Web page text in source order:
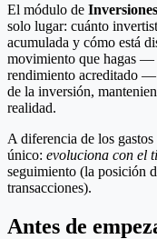
El módulo de Inversiones
solo lugar: cuánto
acumulada y cómo está
movimiento que hagas —
rendimiento acreditado —
de la inversión,
realidad.
A diferencia de los
único: evoluciona con el
seguimiento (la posición
transacciones).
Antes de